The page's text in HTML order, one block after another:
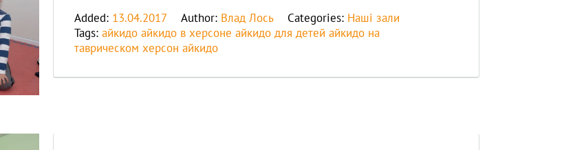
Added: 13.04.2017 Author: Влад Лось Categories: Наші зали
Tags: айкидо айкидо в херсоне айкидо для детей айкидо на
таврическом херсон айкидо